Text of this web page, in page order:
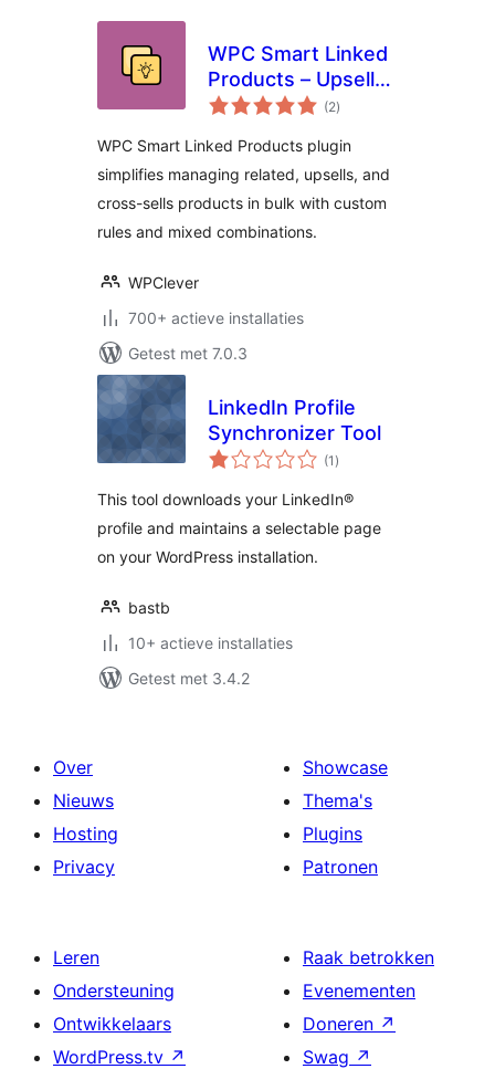
WPC Smart Linked
Products – Upsells
& Cross-sells for
(2totaal
waarderingen
)
WPC Smart Linked Products plugin
simplifies managing related, upsells, and
cross-sells products in bulk with custom
rules and mixed combinations.
WPClever
700+ actieve installaties
Getest met 7.0.3
LinkedIn Profile
Synchronizer Tool
(1 totaal
waarderingen
)
This tool downloads your LinkedIn®
profile and maintains a selectable page
on your WordPress installation.
bastb
10+ actieve installaties
Getest met 3.4.2
Over
Nieuws
Hosting
Privacy
Showcase
Thema's
Plugins
Patronen
Leren
Ondersteuning
Ontwikkelaars
WordPress.tv ↗
Raak betrokken
Evenementen
Doneren ↗
Swag ↗